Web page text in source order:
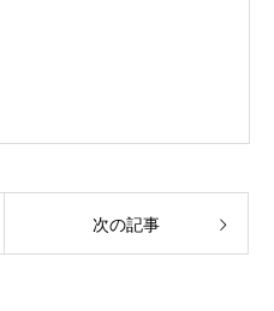
次の記事